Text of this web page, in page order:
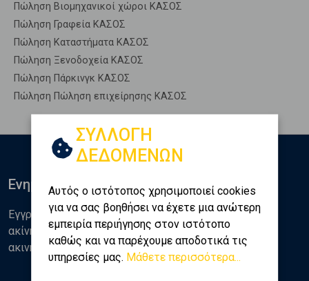
Πώληση Βιομηχανικοί χώροι ΚΑΣΟΣ
Πώληση Γραφεία ΚΑΣΟΣ
Πώληση Καταστήματα ΚΑΣΟΣ
Πώληση Ξενοδοχεία ΚΑΣΟΣ
Πώληση Πάρκινγκ ΚΑΣΟΣ
Πώληση Πώληση επιχείρησης ΚΑΣΟΣ
ΣΥΛΛΟΓΗ
ΔΕΔΟΜΕΝΩΝ
Αυτός ο ιστότοπος χρησιμοποιεί cookies
για να σας βοηθήσει να έχετε μια ανώτερη
εμπειρία περιήγησης στον ιστότοπο
καθώς και να παρέχουμε αποδοτικά τις
υπηρεσίες μας. Μάθετε περισσότερα...
Ενημερωθείτε
Εγγραφείτε στο newsletter της Golden Home για νέα
ακίνητα, αναλύσεις και διάφορα θέματα της αγοράς
ακινήτων